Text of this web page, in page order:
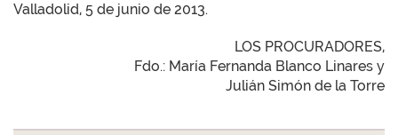
Valladolid, 5 de junio de 2013.
LOS PROCURADORES,
Fdo.: María Fernanda Blanco Linares y
Julián Simón de la Torre